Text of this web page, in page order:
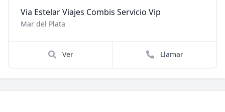
Via Estelar Viajes Combis Servicio Vip
Mar del Plata
Ver Llamar